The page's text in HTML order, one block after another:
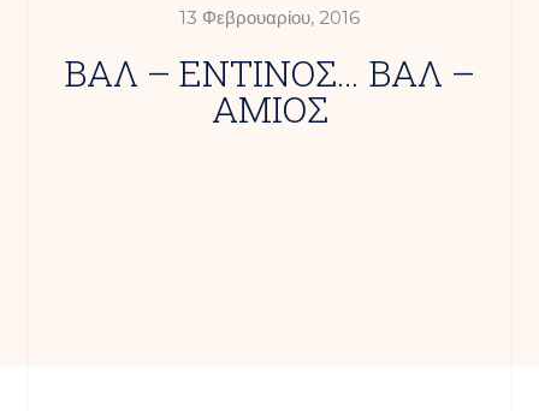
13 Φεβρουαρίου, 2016
ΒΑΛ – ΕΝΤΙΝΟΣ… ΒΑΛ –
ΑΜΙΟΣ